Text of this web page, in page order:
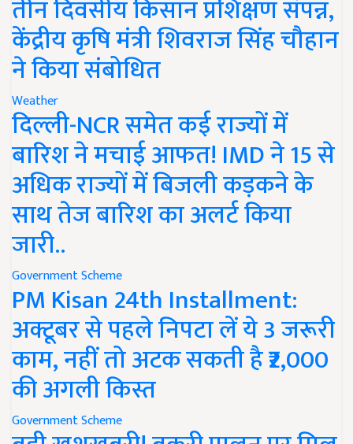
तीन दिवसीय किसान प्रशिक्षण संपन्न,
केंद्रीय कृषि मंत्री शिवराज सिंह चौहान
ने किया संबोधित
Weather
दिल्ली-NCR समेत कई राज्यों में
बारिश ने मचाई आफत! IMD ने 15 से
अधिक राज्यों में बिजली कड़कने के
साथ तेज बारिश का अलर्ट किया
जारी..
Government Scheme
PM Kisan 24th Installment:
अक्टूबर से पहले निपटा लें ये 3 जरूरी
काम, नहीं तो अटक सकती है ₹2,000
की अगली किस्त
Government Scheme